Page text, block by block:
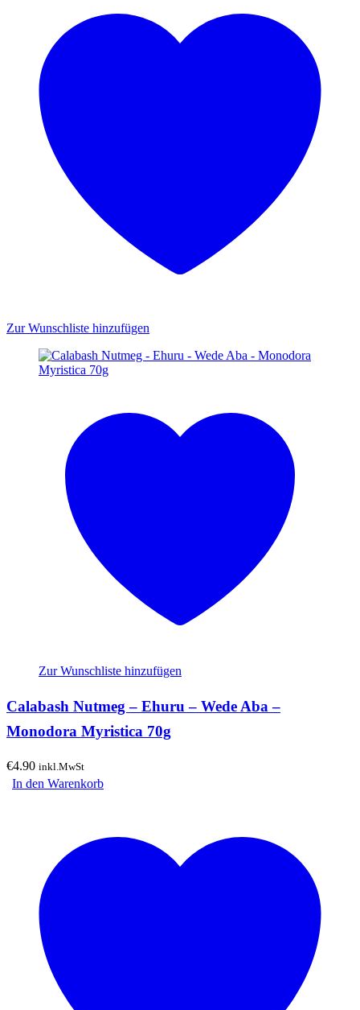
Zur Wunschliste hinzufügen
Zur Wunschliste hinzufügen
Calabash Nutmeg – Ehuru – Wede Aba –
Monodora Myristica 70g
€4.90 inkl.MwSt
In den Warenkorb